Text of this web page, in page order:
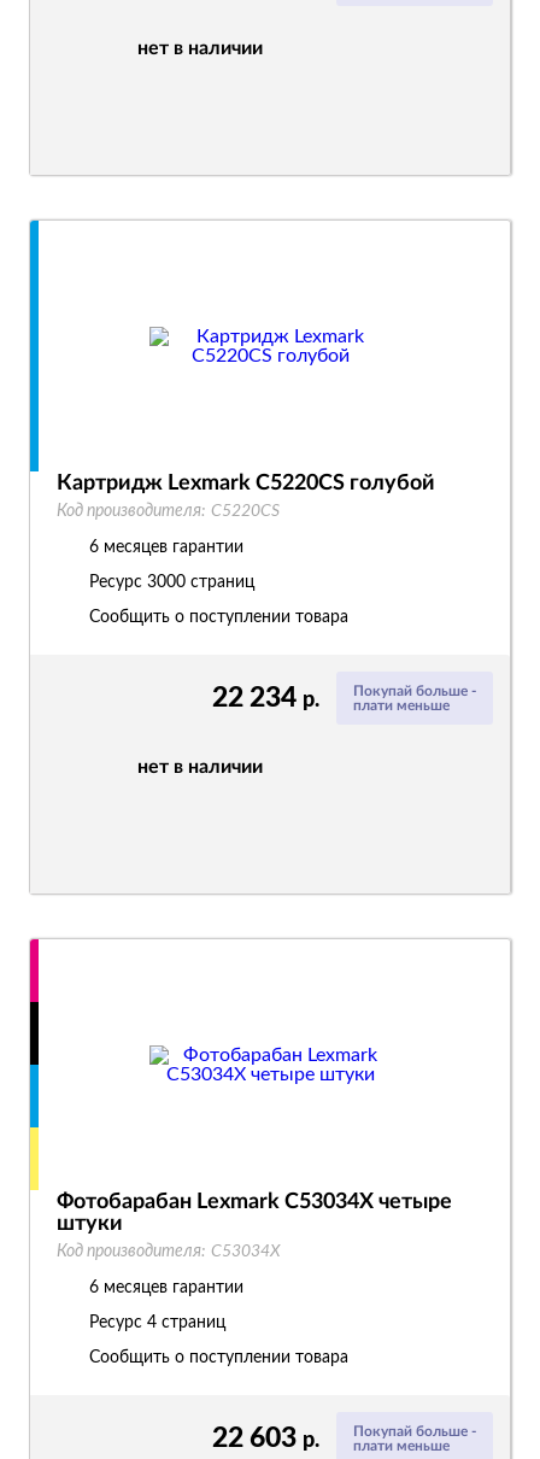
нет в наличии
Покупай больше -
плати меньше
22 234 р.
нет в наличии
Картридж Lexmark C5220CS голубой
Код производителя: C5220CS
6 месяцев гарантии
Ресурс 3000 страниц
Сообщить о поступлении товара
Покупай больше -
плати меньше
22 603 р.
Фотобарабан Lexmark C53034X четыре
штуки
Код производителя: C53034X
6 месяцев гарантии
Ресурс 4 страниц
Сообщить о поступлении товара